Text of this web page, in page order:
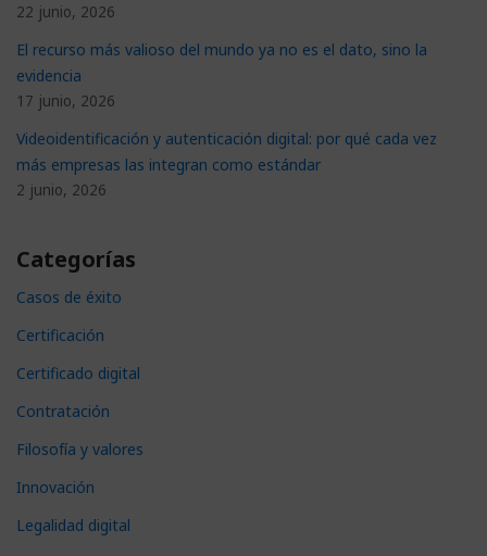
22 junio, 2026
El recurso más valioso del mundo ya no es el dato, sino la
evidencia
17 junio, 2026
Videoidentificación y autenticación digital: por qué cada vez
más empresas las integran como estándar
2 junio, 2026
Categorías
Casos de éxito
Certificación
Certificado digital
Contratación
Filosofía y valores
Innovación
Legalidad digital